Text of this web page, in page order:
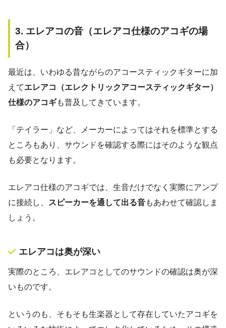
3. エレアコの音（エレアコ仕様のアコギの場
合）
最近は、いわゆる昔ながらのアコースティックギターに加
えてエレアコ（エレクトリックアコースティックギター）
仕様のアコギも普及してきています。
「テイラー」など、メーカーによってはそれを標準とする
ところもあり、サウンドを確認する際にはそのような観点
も必要となります。
エレアコ仕様のアコギでは、生音だけでなく実際にアンプ
に接続し、
スピーカーを通して出る音もあわせて確認しま
しょう。
エレアコは奥が深い
実際のところ、エレアコとしてのサウンドの確認は奥が深
いものです。
というのも、そもそも生楽器として存在していたアコギを